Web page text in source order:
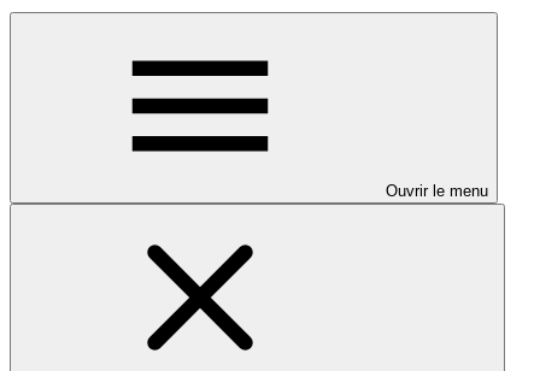
Ouvrir le menu